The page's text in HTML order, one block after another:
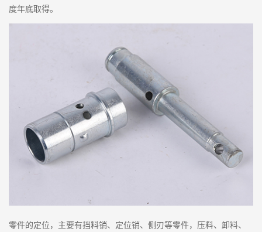
度年底取得。
零件的定位，主要有挡料销、定位销、侧刃等零件，压料、卸料、